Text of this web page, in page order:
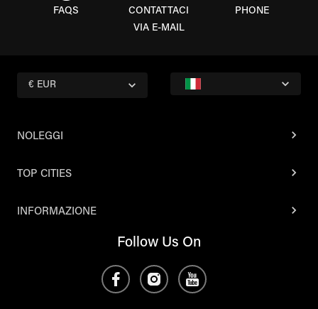
FAQS
CONTATTACI
VIA E-MAIL
PHONE
€ EUR
NOLEGGI
TOP CITIES
INFORMAZIONE
Follow Us On